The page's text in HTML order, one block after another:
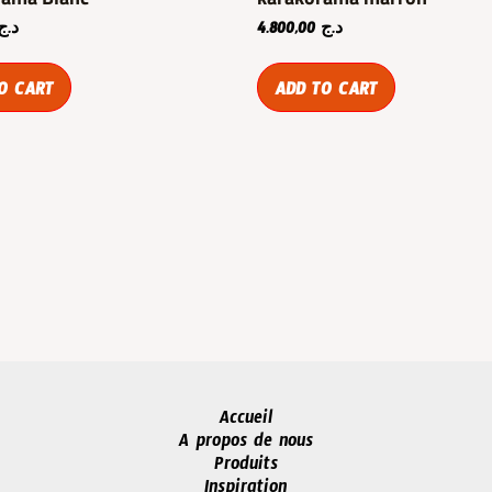
CART
د.ج4.800,00
ADD TO CART
Accueil
A propos de nous
Produits